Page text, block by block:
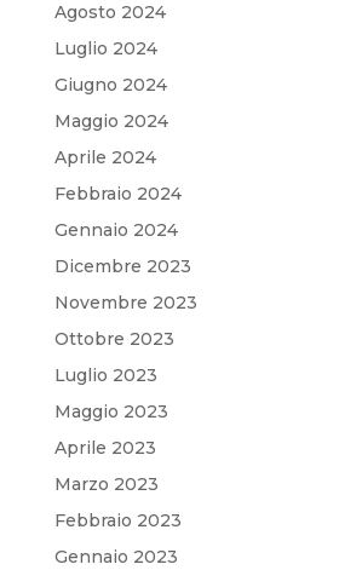
Agosto 2024
Luglio 2024
Giugno 2024
Maggio 2024
Aprile 2024
Febbraio 2024
Gennaio 2024
Dicembre 2023
Novembre 2023
Ottobre 2023
Luglio 2023
Maggio 2023
Aprile 2023
Marzo 2023
Febbraio 2023
Gennaio 2023